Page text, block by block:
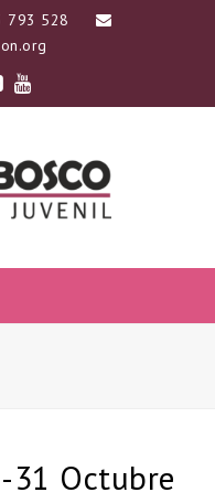
793 528
FlickrYoutube
Octubre